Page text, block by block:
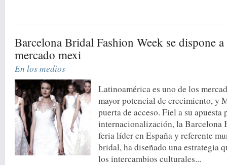
Barcelona Bridal Fashion Week se dispone
mercado mexi
En los medios
Latinoamérica es uno de los
mayor potencial de crecimiento, y
puerta de acceso. Fiel a su apuesta
internacionalización, la Barcelona
feria líder en España y referente
bridal, ha diseñado una estrategia
los intercambios culturales...